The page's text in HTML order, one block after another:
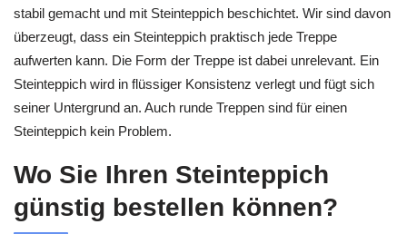
stabil gemacht und mit Steinteppich beschichtet. Wir sind davon
überzeugt, dass ein Steinteppich praktisch jede Treppe
aufwerten kann. Die Form der Treppe ist dabei unrelevant. Ein
Steinteppich wird in flüssiger Konsistenz verlegt und fügt sich
seiner Untergrund an. Auch runde Treppen sind für einen
Steinteppich kein Problem.
Wo Sie Ihren Steinteppich
günstig bestellen können?